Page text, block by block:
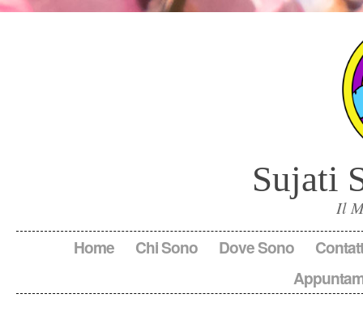
Sujati
Il
Home Chi Sono Dove Sono